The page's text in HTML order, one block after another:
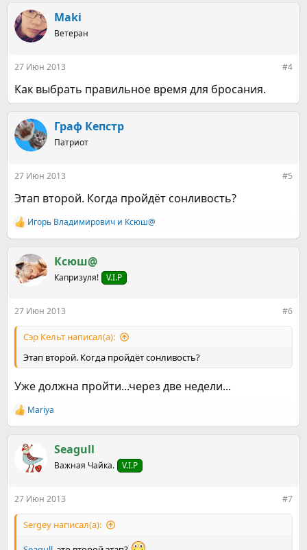
к
ц
и
Maki
Ветеран
27 Июн 2013 #4
Как выбрать правильное время для бросания.
Граф Кепстр
Патриот
27 Июн 2013 #5
Этап второй. Когда пройдёт сонливость?
Р
е
к
ц
и
Игорь Владимирович и Ксюш@
Ксюш@
Капризуля! V.I.P
27 Июн 2013 #6
Сэр Кельт написал(а):
Этап второй. Когда пройдёт сонливость?
Уже должна пройти...через две недели...
Р
е
Mariya
Seagull
Важная Чайка. V.I.P
27 Июн 2013 #7
Sergey написал(а):